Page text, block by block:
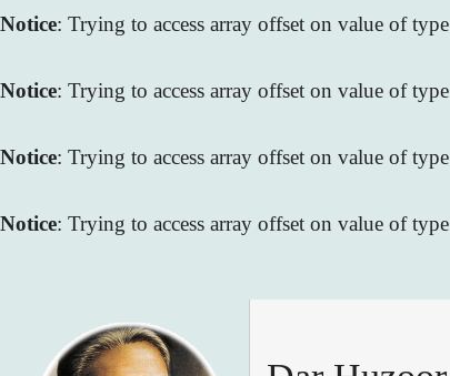
Notice: Trying to access array offset on value of
Notice: Trying to access array offset on value of
Notice: Trying to access array offset on value of
Notice: Trying to access array offset on value of